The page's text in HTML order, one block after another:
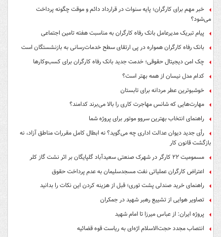
خبر مهم برای کارگران؛ پایه سنوات در قرارداد دائم و موقت چگونه پرداخت
می‌شود؟
پیام تبریک مدیرعامل بانک رفاه کارگران به مناسبت هفته تامین اجتماعی
بانک رفاه کارگران همواره در پی ارتقای سطح خدمات‌رسانی به بازنشستگان است
چک امن دیجیتال حقوقی؛ خدمت جدید بانک رفاه کارگران برای کسب‌وکارها
کدام مدل نیسان از همه بهتر است؟
خوشبوترین عطر مردانه برای تابستان
مهارت‌هایی که شانس مهاجرت کاری را بالا می‌برند کدامند؟
راهنمای انتخاب بهترین سروو موتور برای پروژه شما
رأی جدید دیوان عدالت اداری چه می‌گوید؟ نه ابطال کامل مقررات مناطق آزاد، نه
بازگشت قانون کار
مسمومیت ۲۲ کارگر در شهرک صنعتی سعیدآباد گلپایگان بر اثر نشت گاز کلر
اعتراض کارگران عملیاتی نفت مسجدسلیمان به عدم پرداخت حقوق
راهنمای خرید صندلی پشت توری؛ قبل از هزینه کردن این نکات را بدانید
تصاویر هوایی از تشییع رهبر شهید در جمکران
پروژه ایران: از عباس میرزا تا امام شهید
انتصاب مجدد حجت‌الاسلام اژه‌ای به ریاست قوه‌ قضائیه